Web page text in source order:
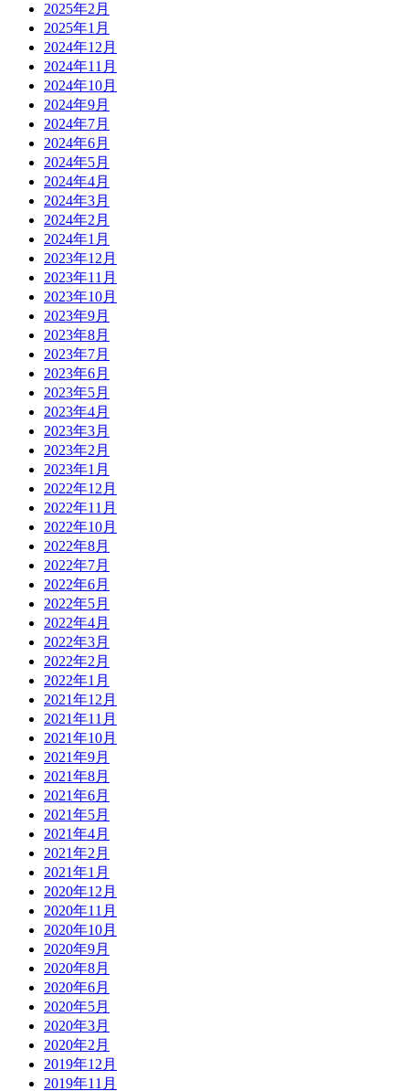
2025年2月
2025年1月
2024年12月
2024年11月
2024年10月
2024年9月
2024年7月
2024年6月
2024年5月
2024年4月
2024年3月
2024年2月
2024年1月
2023年12月
2023年11月
2023年10月
2023年9月
2023年8月
2023年7月
2023年6月
2023年5月
2023年4月
2023年3月
2023年2月
2023年1月
2022年12月
2022年11月
2022年10月
2022年8月
2022年7月
2022年6月
2022年5月
2022年4月
2022年3月
2022年2月
2022年1月
2021年12月
2021年11月
2021年10月
2021年9月
2021年8月
2021年6月
2021年5月
2021年4月
2021年2月
2021年1月
2020年12月
2020年11月
2020年10月
2020年9月
2020年8月
2020年6月
2020年5月
2020年3月
2020年2月
2019年12月
2019年11月